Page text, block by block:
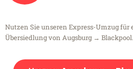
Nutzen Sie unseren Express-Umzug
Übersiedlung von Augsburg → Blackpool.